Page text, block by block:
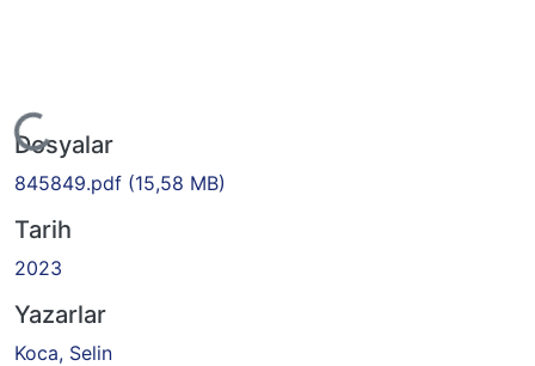
Yükleniyor...
Dosyalar
845849.pdf (15,58 MB)
Tarih
2023
Yazarlar
Koca, Selin